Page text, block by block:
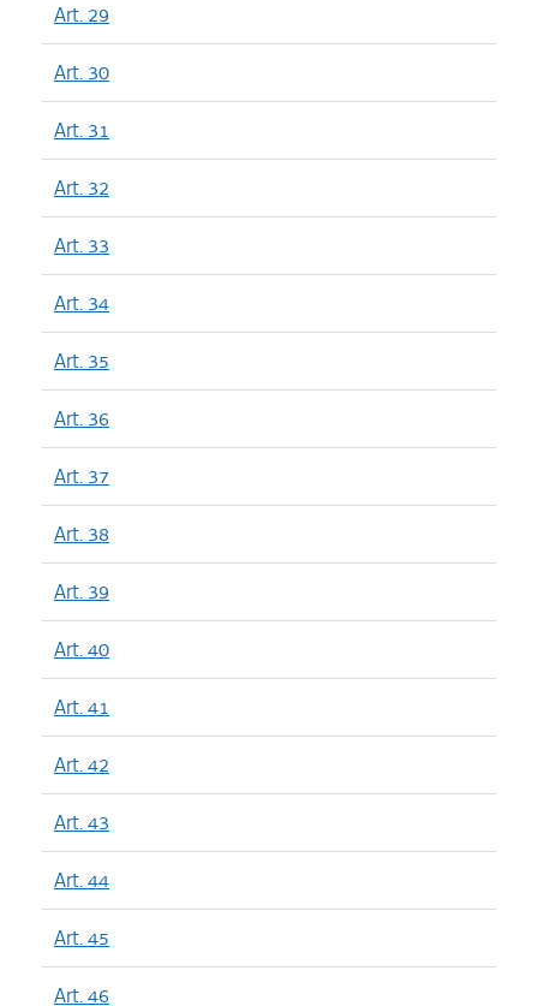
Art. 29
Art. 30
Art. 31
Art. 32
Art. 33
Art. 34
Art. 35
Art. 36
Art. 37
Art. 38
Art. 39
Art. 40
Art. 41
Art. 42
Art. 43
Art. 44
Art. 45
Art. 46